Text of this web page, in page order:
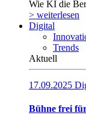
Wie KI die
> weiterlesen
Digital
Trends
Aktuell
17.09.2025
Bühne frei